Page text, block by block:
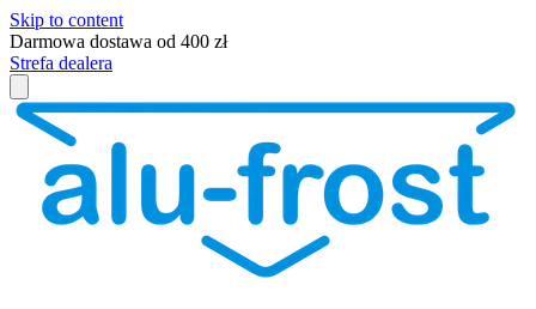
Skip to content
Darmowa dostawa od 400 zł
Strefa dealera